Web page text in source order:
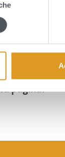
pagina?